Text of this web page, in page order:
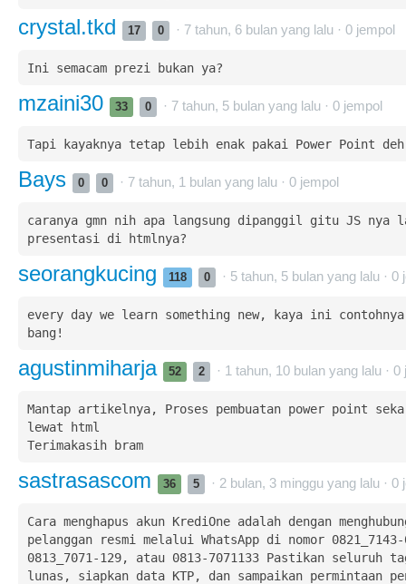
crystal.tkd 17 0 · 7 tahun, 6 bulan yang lalu · 0 jempol
Ini semacam prezi bukan ya?
mzaini30 33 0 · 7 tahun, 5 bulan yang lalu · 0 jempol
Tapi kayaknya tetap lebih enak pakai Power Point
Bays 0 0 · 7 tahun, 1 bulan yang lalu · 0 jempol
caranya gmn nih apa langsung dipanggil gitu JS nya
presentasi di htmlnya?
seorangkucing 118 0 · 5 tahun, 5 bulan yang lalu · 0
every day we learn something new, kaya ini
bang!
agustinmiharja 52 2 · 1 tahun, 10 bulan yang lalu · 0
Mantap artikelnya, Proses pembuatan power point
lewat html
Terimakasih bram
sastrasascom 36 5 · 2 bulan, 3 minggu yang lalu · 0
Cara menghapus akun KrediOne adalah dengan
pelanggan resmi melalui WhatsApp di nomor
0813_7071-129, atau 0813-7071133 Pastikan seluruh
lunas, siapkan data KTP, dan sampaikan permintaan